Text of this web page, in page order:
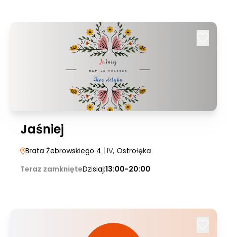
Jaśniej
Brata Żebrowskiego 4 | IV, Ostrołęka
Teraz zamknięteDzisiaj:13:00-20:00